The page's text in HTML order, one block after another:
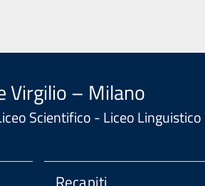
Virgilio – Milano
Scientifico - Liceo